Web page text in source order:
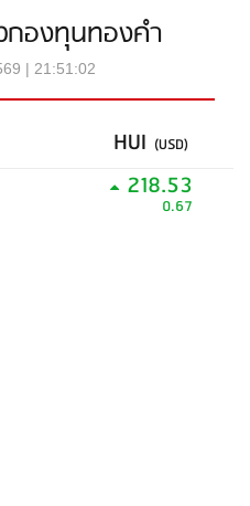
กองทุนทองคำ
| 21:51:02
HUI (USD)
218.53
0.67